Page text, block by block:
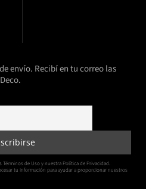
envío. Recibí en tu correo las
de Uso y nuestra Política de Privacidad.
tu información para ayudar a proporcionar nuestros